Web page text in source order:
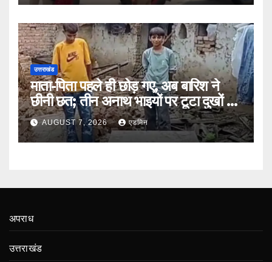
उत्तराखंड
माता-पिता पहले ही छोड़ गए, अब बारिश ने
छीनी छत; तीन अनाथ भाइयों पर टूटा दुखों का
पहाड़AUGUST 7, 2026 एडमिन
अपराध
उत्तराखंड